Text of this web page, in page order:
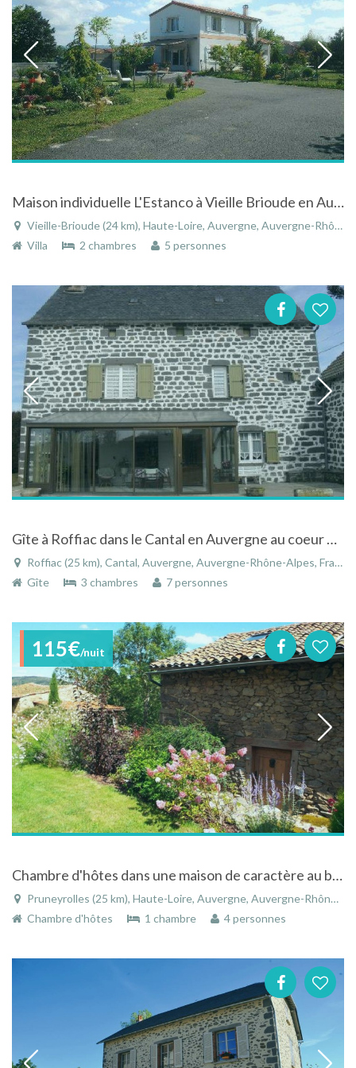
Maison individuelle L'Estanco à Vieille Brioude en Auvergne
Vieille-Brioude (24 km), Haute-Loire, Auvergne, Auvergne-Rhône-Alpes, France
Villa
2 chambres 5 personnes
Gîte à Roffiac dans le Cantal en Auvergne au coeur d'une région touristique
Roffiac (25 km), Cantal, Auvergne, Auvergne-Rhône-Alpes, France
Gîte
3 chambres 7 personnes
115€/nuit
Chambre d'hôtes dans une maison de caractère au bout d'un hameau plein de poésie
Pruneyrolles (25 km), Haute-Loire, Auvergne, Auvergne-Rhône-Alpes, France
Chambre d'hôtes
1 chambre 4 personnes